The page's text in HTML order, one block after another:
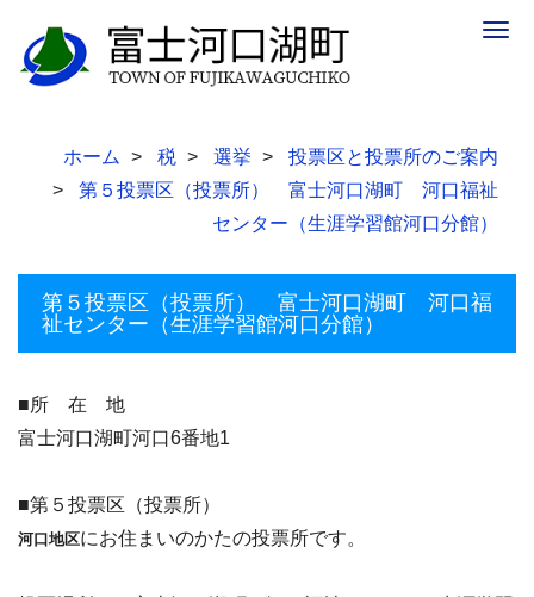
ホーム 税 選挙
投票区と投票所のご案内
第５投票区（投票所） 富士河口湖町 河口福祉
センター（生涯学習館河口分館）
第５投票区（投票所） 富士河口湖町 河口福
祉センター（生涯学習館河口分館）
■所 在 地
富士河口湖町河口6番地1
■第５投票区（投票所）
河口地区にお住まいのかたの投票所です。